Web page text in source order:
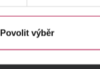
Povolit výběr